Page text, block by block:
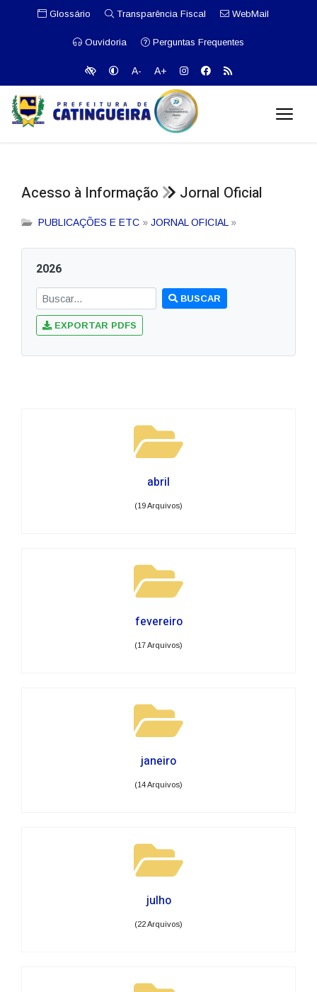
Glossário Transparência Fiscal WebMail
Ouvidoria Perguntas Frequentes
A- A+
Acesso à Informação Jornal Oficial
PUBLICAÇÕES E ETC » JORNAL OFICIAL »
2026
BUSCAR
EXPORTAR PDFS
abril
(19 Arquivos)
fevereiro
(17 Arquivos)
janeiro
(14 Arquivos)
julho
(22 Arquivos)